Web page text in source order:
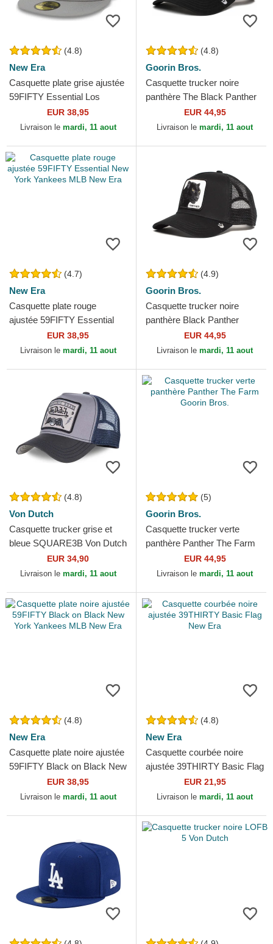
(4.8)
New Era
Casquette plate grise ajustée
59FIFTY Essential Los
Angeles Dodgers MLB New
Era
EUR 38,95
Livraison le mardi, 11 aout
(4.8)
Goorin Bros.
Casquette trucker noire
panthère The Black Panther
Core Combo The Farm
Goorin Bros.
EUR 44,95
Livraison le mardi, 11 aout
(4.7)
New Era
Casquette plate rouge
ajustée 59FIFTY Essential
New York Yankees MLB
New Era
EUR 38,95
Livraison le mardi, 11 aout
(4.9)
Goorin Bros.
Casquette trucker noire
panthère Black Panther
Goorin Bros.EUR 44,95
Livraison le mardi, 11 aout
(4.8)
Von Dutch
Casquette trucker grise et
bleue SQUARE3B Von Dutch
EUR 34,90
Livraison le mardi, 11 aout
(5)
Goorin Bros.
Casquette trucker verte
panthère Panther The Farm
Goorin Bros.EUR 44,95
Livraison le mardi, 11 aout
(4.8)
New Era
Casquette plate noire ajustée
59FIFTY Black on Black New
York Yankees MLB New Era
EUR 38,95
Livraison le mardi, 11 aout
(4.8)
New Era
Casquette courbée noire
ajustée 39THIRTY Basic Flag
EUR 21,95
Livraison le mardi, 11 aout